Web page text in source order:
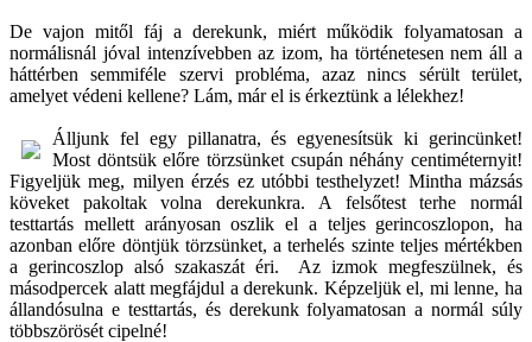
De vajon mitől fáj a derekunk, miért működik folyamatosan a
normálisnál jóval intenzívebben az izom, ha történetesen nem áll a
háttérben semmiféle szervi probléma, azaz nincs sérült terület,
amelyet védeni kellene? Lám, már el is érkeztünk a lélekhez!
Álljunk fel egy pillanatra, és egyenesítsük ki gerincünket!
Most döntsük előre törzsünket csupán néhány centiméternyit!
Figyeljük meg, milyen érzés ez utóbbi testhelyzet! Mintha mázsás
köveket pakoltak volna derekunkra. A felsőtest terhe normál
testtartás mellett arányosan oszlik el a teljes gerincoszlopon, ha
azonban előre döntjük törzsünket, a terhelés szinte teljes mértékben
a gerincoszlop alsó szakaszát éri. Az izmok megfeszülnek, és
másodpercek alatt megfájdul a derekunk. Képzeljük el, mi lenne, ha
állandósulna e testtartás, és derekunk folyamatosan a normál súly
többszörösét cipelné!